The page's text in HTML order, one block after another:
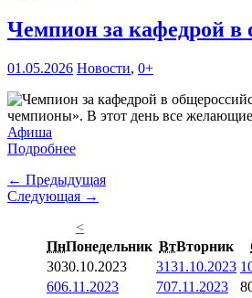
Чемпион за кафедрой в
01.05.2026 Новости, 0+
чемпионы». В этот день все желающие
Афиша
Подробнее
← Предыдущая
Следующая →
<
ПнПонедельник ВтВторник
3030.10.2023 3131.10.2023 1
606.11.2023 707.11.2023 8